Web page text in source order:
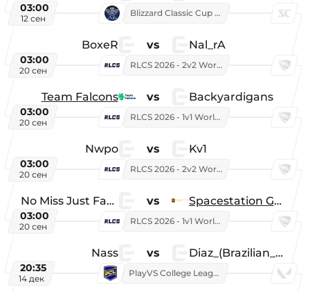
03:00
12 сен
Blizzard Classic Cup 2026
BoxeR vs Nal_rA
03:00
20 сен
RLCS 2026 - 2v2 World Championship
Team Falcons vs Backyardigans
03:00
20 сен
RLCS 2026 - 1v1 World Championship
Nwpo vs Kv1
03:00
20 сен
RLCS 2026 - 2v2 World Championship
No Miss Just Fake vs Spacestation Gaming
03:00
20 сен
RLCS 2026 - 1v1 World Championship
Nass vs Diaz_(Brazilian_Player)
20:35
14 дек
PlayVS College League 2025: Fall